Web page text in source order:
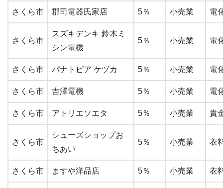
さくら市 郡司電器氏家店 5％ 小売業 電
さくら市
スズキデンキ 鈴木ミ
シン電機
5％ 小売業 電
さくら市 パナトピア ケヅカ 5％ 小売業 電
さくら市 吉澤電機 5％ 小売業 電
さくら市 アトリエソエタ 5％ 小売業 貴
さくら市
シューズショップお
ちあい
5％ 小売業 衣
さくら市 ますや洋品店 5％ 小売業 衣